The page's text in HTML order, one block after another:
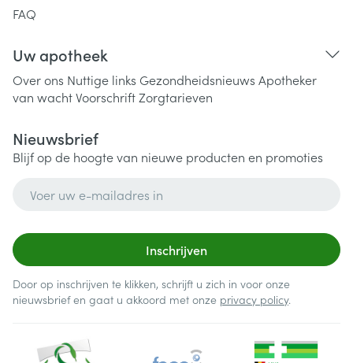
FAQ
Uw apotheek
Over ons Nuttige links Gezondheidsnieuws Apotheker
van wachtVoorschriftZorgtarieven
Nieuwsbrief
Blijf op de hoogte van nieuwe producten en promoties
Inschrijven
Door op inschrijven te klikken, schrijft u zich in voor onze
nieuwsbrief en gaat u akkoord met onze privacy policy.